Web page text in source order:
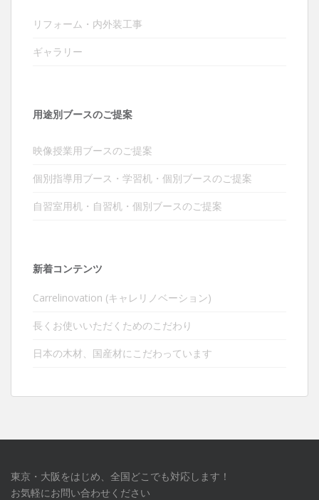
リフォーム・内外装工事
ギャラリー
用途別ブースのご提案
映像授業用ブースのご提案
個別指導用ブース・学習机・個別ブースのご提案
自習室用机・自習机・個別ブースのご提案
新着コンテンツ
Carrelinovation (キャレリノベーション)
長くお使いいただくためのこだわり
日本の木材、国産材にこだわっています
東京・大阪をはじめ、全国どこでも対応します！
お気軽にお問い合わせください